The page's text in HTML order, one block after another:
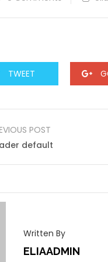
TWEET
POST
default
Written By
ELIAADMIN